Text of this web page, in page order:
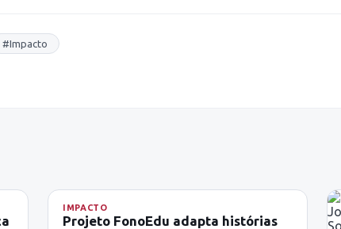
#Impacto
IMPACTO
Projeto FonoEdu adapta histórias